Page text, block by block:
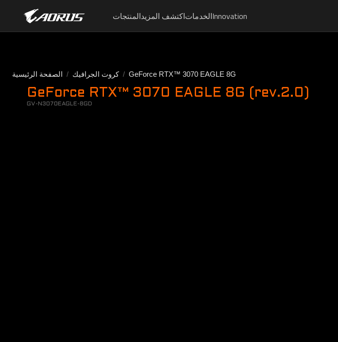
المنتجاتاكتشف المزيدالخدماتInnovation
الصفحة الرئيسية كروت الجرافيك GeForce RTX™ 3070 EAGLE 8G
GeForce RTX™ 3070 EAGLE 8G (rev.2.0)
GV-N3070EAGLE-8GD